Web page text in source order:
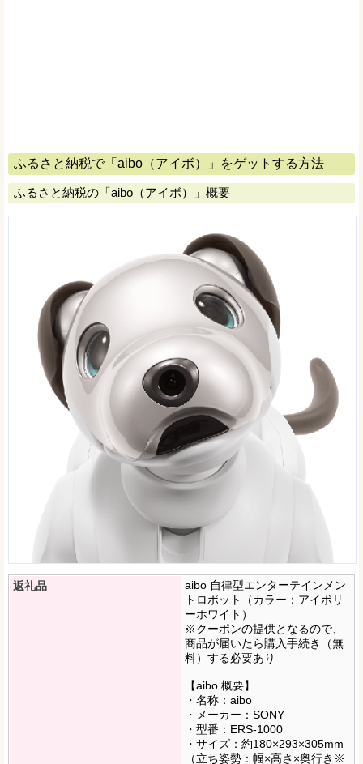
ふるさと納税で「aibo（アイボ）」をゲットする方法
ふるさと納税の「aibo（アイボ）」概要
返礼品
aibo 自律型エンターテインメン
トロボット（カラー：アイボリ
ーホワイト）
※クーポンの提供となるので、
商品が届いたら購入手続き（無
料）する必要あり
【aibo 概要】
・名称：aibo
・メーカー：SONY
・型番：ERS-1000
・サイズ：約180×293×305mm
（立ち姿勢：幅×高さ×奥行き※